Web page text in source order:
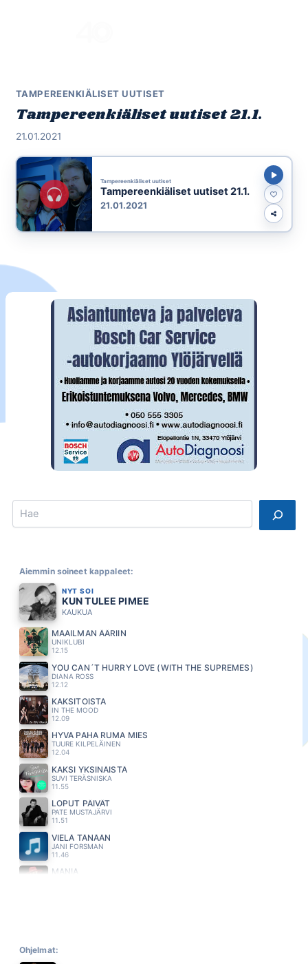
TAMPEREENKIÄLISET UUTISET
Tampereenkiäliset uutiset 21.1.
21.01.2021
Tampereenkiäliset uutiset
Tampereenkiäliset uutiset 21.1.
21.01.2021
Search
Aiemmin soineet kappaleet:
NYT SOI
KUN TULEE PIMEE
KAUKUA
MAAILMAN ÄÄRIIN
UNIKLUBI
12.15
YOU CAN´T HURRY LOVE (WITH THE SUPREMES)
DIANA ROSS
12.12
KAKSITOISTA
IN THE MOOD
12.09
HYVA PAHA RUMA MIES
TUURE KILPELÄINEN
12.04
KAKSI YKSINÄISTÄ
SUVI TERÄSNISKA
11.55
LOPUT PÄIVÄT
PATE MUSTAJÄRVI
11.51
VIELÄ TÄNÄÄN
JANI FORSMAN
11.46
MANIA
RODEO
Ohjelmat: